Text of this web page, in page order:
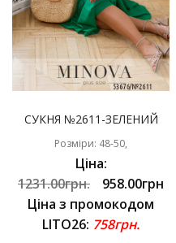
СУКНЯ №2611-ЗЕЛЕНИЙ
Розміри: 48-50,
Ціна:
1231.00грн.
958.00грн
Ціна з промокодом
LITO26: 758грн.